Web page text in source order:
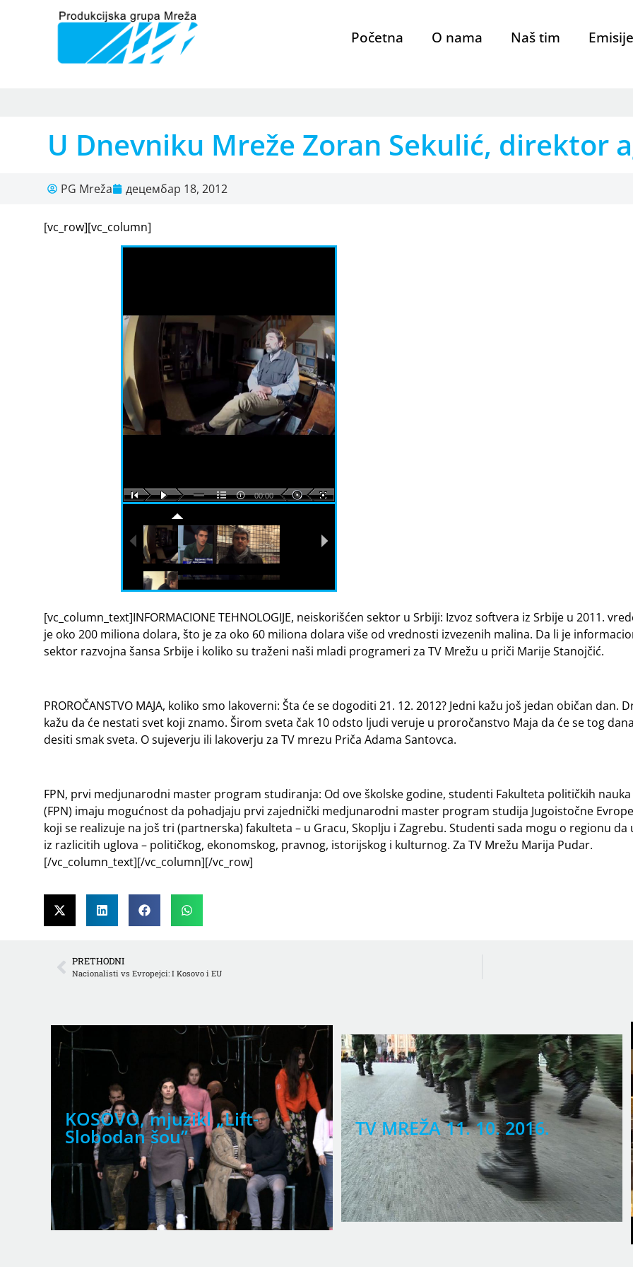
Početna O nama Naš tim Emisije
U Dnevniku Mreže Zoran Sekulić, direktor
PG Mreža децембар 18, 2012
[vc_row][vc_column]
00:00
[vc_column_text]INFORMACIONE TEHNOLOGIJE, neiskorišćen sektor u Srbiji: Izvoz softvera iz Srbije u 2011.
je oko 200 miliona dolara, što je za oko 60 miliona dolara više od vrednosti izvezenih malina. Da li je
sektor razvojna šansa Srbije i koliko su traženi naši mladi programeri za TV Mrežu u priči Marije Stanojčić.
PROROČANSTVO MAJA, koliko smo lakoverni: Šta će se dogoditi 21. 12. 2012? Jedni kažu još jedan običan dan.
kažu da će nestati svet koji znamo. Širom sveta čak 10 odsto ljudi veruje u proročanstvo Maja da će se tog
desiti smak sveta. O sujeverju ili lakoverju za TV mrezu Priča Adama Santovca.
FPN, prvi medjunarodni master program studiranja: Od ove školske godine, studenti Fakulteta političkih nauka
(FPN) imaju mogućnost da pohadjaju prvi zajednički medjunarodni master program studija Jugoistočne
koji se realizuje na još tri (partnerska) fakulteta – u Gracu, Skoplju i Zagrebu. Studenti sada mogu o regionu da
iz razlicitih uglova – političkog, ekonomskog, pravnog, istorijskog i kulturnog. Za TV Mrežu Marija Pudar.
[/vc_column_text][/vc_column][/vc_row]
PRETHODNI
Nacionalisti vs Evropejci: I Kosovo i EU
KOSOVO, mjuzikl „Lift-
Slobodan šou” TV MREŽA 11. 10. 2016.